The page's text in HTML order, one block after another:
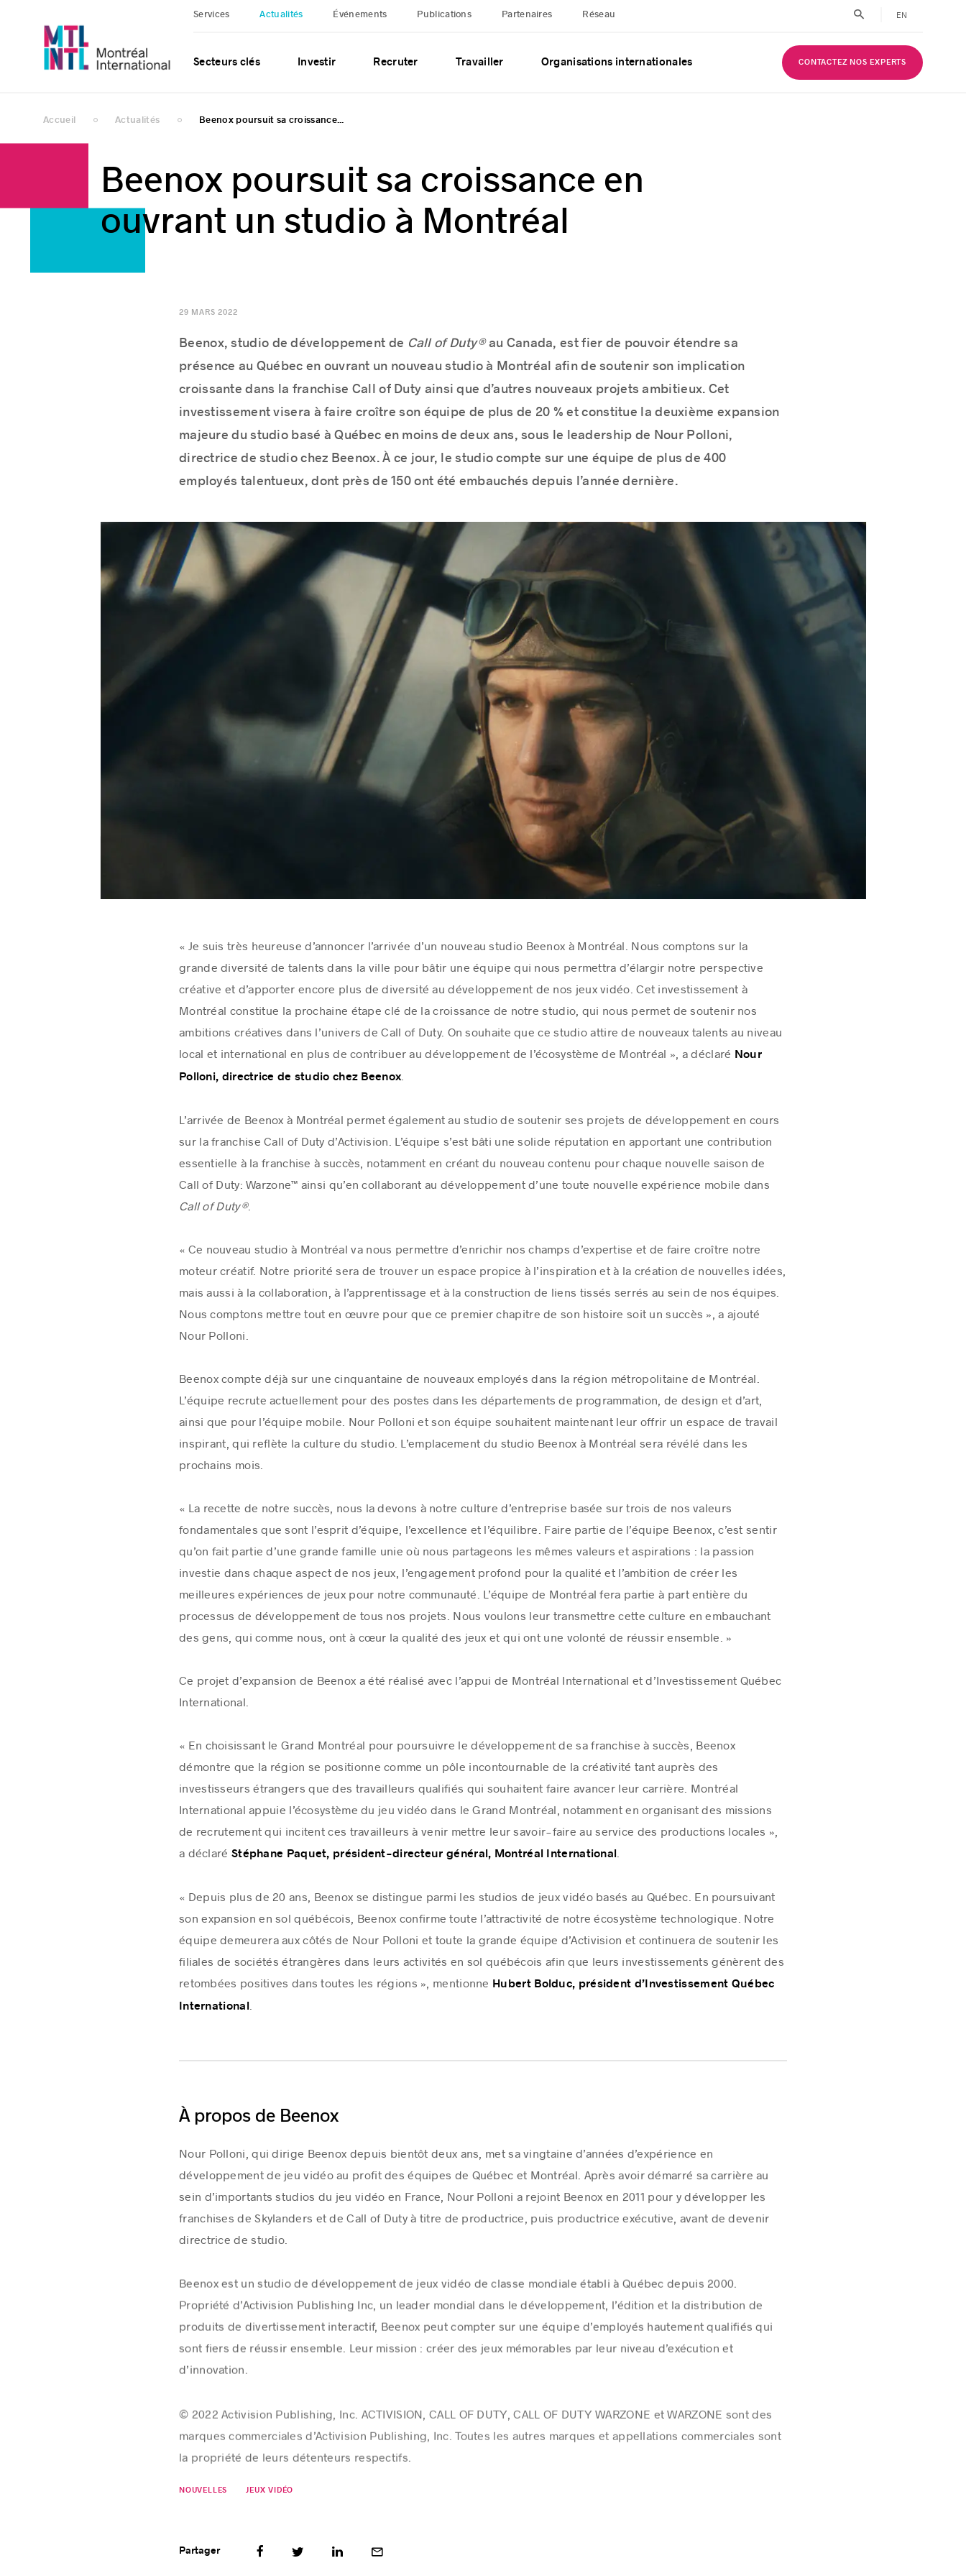
Services Actualités Événements Publications Partenaires Réseau EN
Secteurs clés Investir Recruter Travailler Organisations internationales CONTACTEZ NOS EXPERTS
Accueil Actualités Beenox poursuit sa croissance...
Beenox poursuit sa croissance en
ouvrant un studio à Montréal
29 MARS 2022
Beenox, studio de développement de Call of Duty®au Canada, est fier de pouvoir étendre sa
présence au Québec en ouvrant un nouveau studio à Montréal afin de soutenir son implication
croissante dans la franchise Call of Duty ainsi que d’autres nouveaux projets ambitieux. Cet
investissement visera à faire croître son équipe de plus de 20 % et constitue la deuxième expansion
majeure du studio basé à Québec en moins de deux ans, sous le leadership de Nour Polloni,
directrice de studio chez Beenox. À ce jour, le studio compte sur une équipe de plus de 400
employés talentueux, dont près de 150 ont été embauchés depuis l’année dernière.
« Je suis très heureuse d’annoncer l’arrivée d’un nouveau studio Beenox à Montréal. Nous comptons sur la
grande diversité de talents dans la ville pour bâtir une équipe qui nous permettra d’élargir notre perspective
créative et d’apporter encore plus de diversité au développement de nos jeux vidéo. Cet investissement à
Montréal constitue la prochaine étape clé de la croissance de notre studio, qui nous permet de soutenir nos
ambitions créatives dans l’univers de Call of Duty. On souhaite que ce studio attire de nouveaux talents au niveau
local et international en plus de contribuer au développement de l’écosystème de Montréal », a déclaré Nour
Polloni, directrice de studio chez Beenox.
L’arrivée de Beenox à Montréal permet également au studio de soutenir ses projets de développement en cours
sur la franchise Call of Duty d’Activision. L’équipe s’est bâti une solide réputation en apportant une contribution
essentielle à la franchise à succès, notamment en créant du nouveau contenu pour chaque nouvelle saison de
Call of Duty: Warzone™ ainsi qu’en collaborant au développement d’une toute nouvelle expérience mobile dans
Call of Duty®.
« Ce nouveau studio à Montréal va nous permettre d’enrichir nos champs d’expertise et de faire croître notre
moteur créatif. Notre priorité sera de trouver un espace propice à l’inspiration et à la création de nouvelles idées,
mais aussi à la collaboration, à l’apprentissage et à la construction de liens tissés serrés au sein de nos équipes.
Nous comptons mettre tout en œuvre pour que ce premier chapitre de son histoire soit un succès », a ajouté
Nour Polloni.
Beenox compte déjà sur une cinquantaine de nouveaux employés dans la région métropolitaine de Montréal.
L’équipe recrute actuellement pour des postes dans les départements de programmation, de design et d’art,
ainsi que pour l’équipe mobile. Nour Polloni et son équipe souhaitent maintenant leur offrir un espace de travail
inspirant, qui reflète la culture du studio. L’emplacement du studio Beenox à Montréal sera révélé dans les
prochains mois.
« La recette de notre succès, nous la devons à notre culture d’entreprise basée sur trois de nos valeurs
fondamentales que sont l’esprit d’équipe, l’excellence et l’équilibre. Faire partie de l’équipe Beenox, c’est sentir
qu’on fait partie d’une grande famille unie où nous partageons les mêmes valeurs et aspirations : la passion
investie dans chaque aspect de nos jeux, l’engagement profond pour la qualité et l’ambition de créer les
meilleures expériences de jeux pour notre communauté. L’équipe de Montréal fera partie à part entière du
processus de développement de tous nos projets. Nous voulons leur transmettre cette culture en embauchant
des gens, qui comme nous, ont à cœur la qualité des jeux et qui ont une volonté de réussir ensemble. »
Ce projet d’expansion de Beenox a été réalisé avec l’appui de Montréal International et d’Investissement Québec
International.
« En choisissant le Grand Montréal pour poursuivre le développement de sa franchise à succès, Beenox
démontre que la région se positionne comme un pôle incontournable de la créativité tant auprès des
investisseurs étrangers que des travailleurs qualifiés qui souhaitent faire avancer leur carrière. Montréal
International appuie l’écosystème du jeu vidéo dans le Grand Montréal, notamment en organisant des missions
de recrutement qui incitent ces travailleurs à venir mettre leur savoir-faire au service des productions locales »,
a déclaré Stéphane Paquet, président-directeur général, Montréal International.
« Depuis plus de 20 ans, Beenox se distingue parmi les studios de jeux vidéo basés au Québec. En poursuivant
son expansion en sol québécois, Beenox confirme toute l’attractivité de notre écosystème technologique. Notre
équipe demeurera aux côtés de Nour Polloni et toute la grande équipe d’Activision et continuera de soutenir les
filiales de sociétés étrangères dans leurs activités en sol québécois afin que leurs investissements génèrent des
retombées positives dans toutes les régions », mentionne Hubert Bolduc, président d’Investissement Québec
International.
À propos de Beenox
Nour Polloni, qui dirige Beenox depuis bientôt deux ans, met sa vingtaine d’années d’expérience en
développement de jeu vidéo au profit des équipes de Québec et Montréal. Après avoir démarré sa carrière au
sein d’importants studios du jeu vidéo en France, Nour Polloni a rejoint Beenox en 2011 pour y développer les
franchises de Skylanders et de Call of Duty à titre de productrice, puis productrice exécutive, avant de devenir
directrice de studio.
Beenox est un studio de développement de jeux vidéo de classe mondiale établi à Québec depuis 2000.
Propriété d’Activision Publishing Inc, un leader mondial dans le développement, l’édition et la distribution de
produits de divertissement interactif, Beenox peut compter sur une équipe d’employés hautement qualifiés qui
sont fiers de réussir ensemble. Leur mission : créer des jeux mémorables par leur niveau d’exécution et
d’innovation.
© 2022 Activision Publishing, Inc. ACTIVISION, CALL OF DUTY, CALL OF DUTY WARZONE et WARZONE sont des
marques commerciales d’Activision Publishing, Inc. Toutes les autres marques et appellations commerciales sont
la propriété de leurs détenteurs respectifs.
NOUVELLES JEUX VIDÉO
Partager